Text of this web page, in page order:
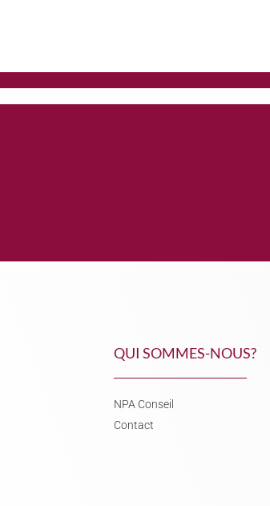
QUI SOMMES-NOUS?
NPA Conseil
Contact